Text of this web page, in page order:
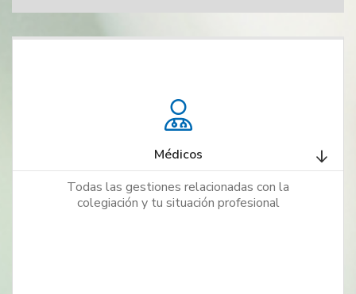
Médicos
Todas las gestiones relacionadas con la
colegiación y tu situación profesional